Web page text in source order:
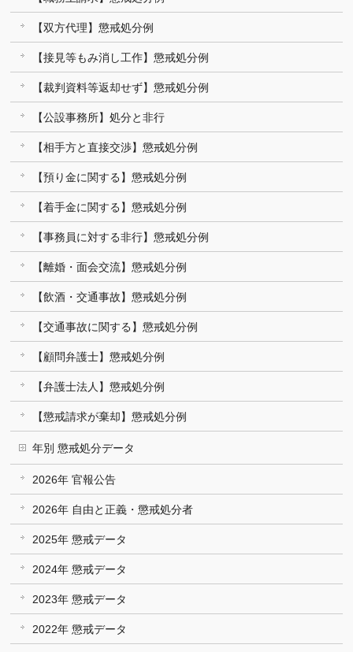
【双方代理】懲戒処分例
【接見等もみ消し工作】懲戒処分例
【裁判資料等返却せず】懲戒処分例
【公設事務所】処分と非行
【相手方と直接交渉】懲戒処分例
【預り金に関する】懲戒処分例
【着手金に関する】懲戒処分例
【事務員に対する非行】懲戒処分例
【離婚・面会交流】懲戒処分例
【飲酒・交通事故】懲戒処分例
【交通事故に関する】懲戒処分例
【顧問弁護士】懲戒処分例
【弁護士法人】懲戒処分例
【懲戒請求が棄却】懲戒処分例
年別 懲戒処分データ
2026年 官報公告
2026年 自由と正義・懲戒処分者
2025年 懲戒データ
2024年 懲戒データ
2023年 懲戒データ
2022年 懲戒データ